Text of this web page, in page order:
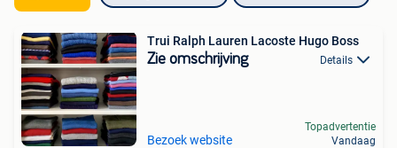
Trui Ralph Lauren Lacoste Hugo Boss
Zie omschrijving Details
Bezoek website
Topadvertentie
Vandaag